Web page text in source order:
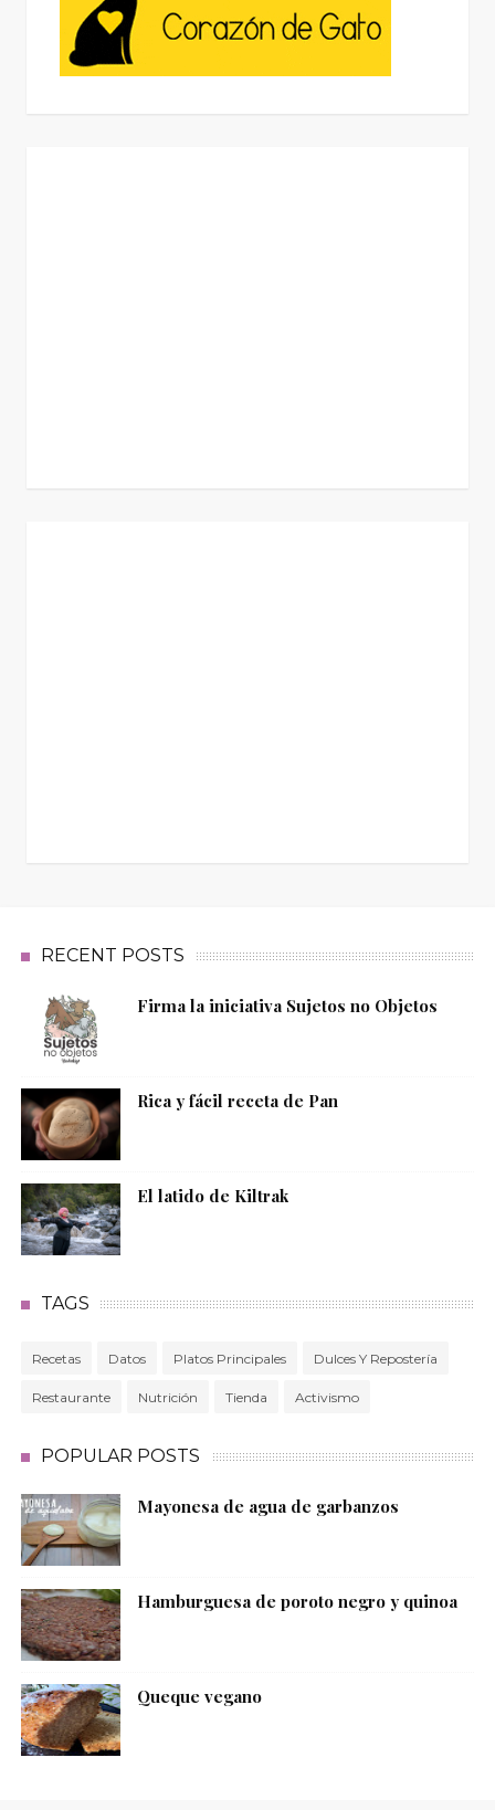
RECENT POSTS
Firma la iniciativa Sujetos no Objetos
Rica y fácil receta de Pan
El latido de Kiltrak
TAGS
Recetas Datos Platos Principales Dulces Y Repostería
Restaurante Nutrición Tienda Activismo
POPULAR POSTS
Mayonesa de agua de garbanzos
Hamburguesa de poroto negro y quinoa
Queque vegano